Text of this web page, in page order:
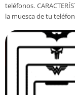
teléfonos.
la muesca de tu